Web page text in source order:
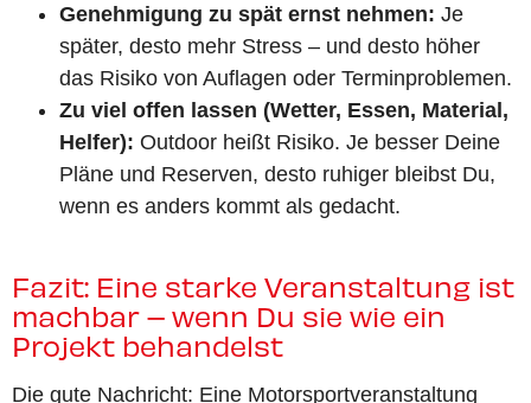
Genehmigung zu spät ernst nehmen: Je
später, desto mehr Stress – und desto höher
das Risiko von Auflagen oder Terminproblemen.
Zu viel offen lassen (Wetter, Essen, Material,
Helfer): Outdoor heißt Risiko. Je besser Deine
Pläne und Reserven, desto ruhiger bleibst Du,
wenn es anders kommt als gedacht.
Fazit: Eine starke Veranstaltung ist
machbar – wenn Du sie wie ein
Projekt behandelst
Die gute Nachricht: Eine Motorsportveranstaltung